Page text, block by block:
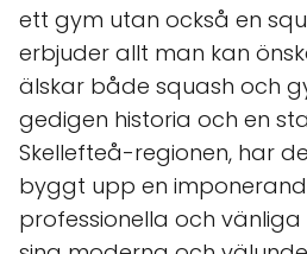
ett gym utan också en
erbjuder allt man kan
älskar både squash och
gedigen historia och en
Skellefteå-regionen, har
byggt upp en
professionella och